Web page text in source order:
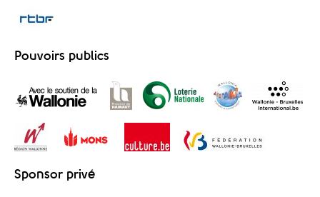
Pouvoirs publics
Sponsor privé